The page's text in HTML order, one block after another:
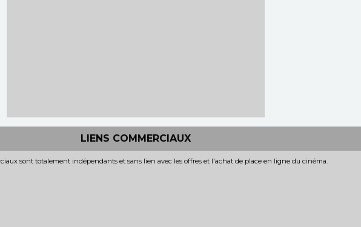
LIENS COMMERCIAUX
sont totalement indépendants et sans lien avec les offres et l'achat de place en ligne du cinéma.